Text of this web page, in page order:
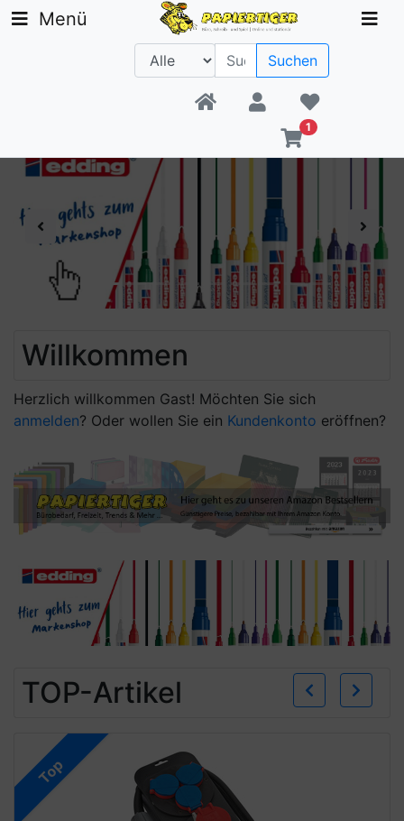
Beratung +49 30 1300 6481
Menü
Suchen
1
Previous Next
Willkommen
Herzlich willkommen Gast! Möchten Sie sich
anmelden? Oder wollen Sie ein Kundenkonto eröffnen?
TOP-Artikel
Top